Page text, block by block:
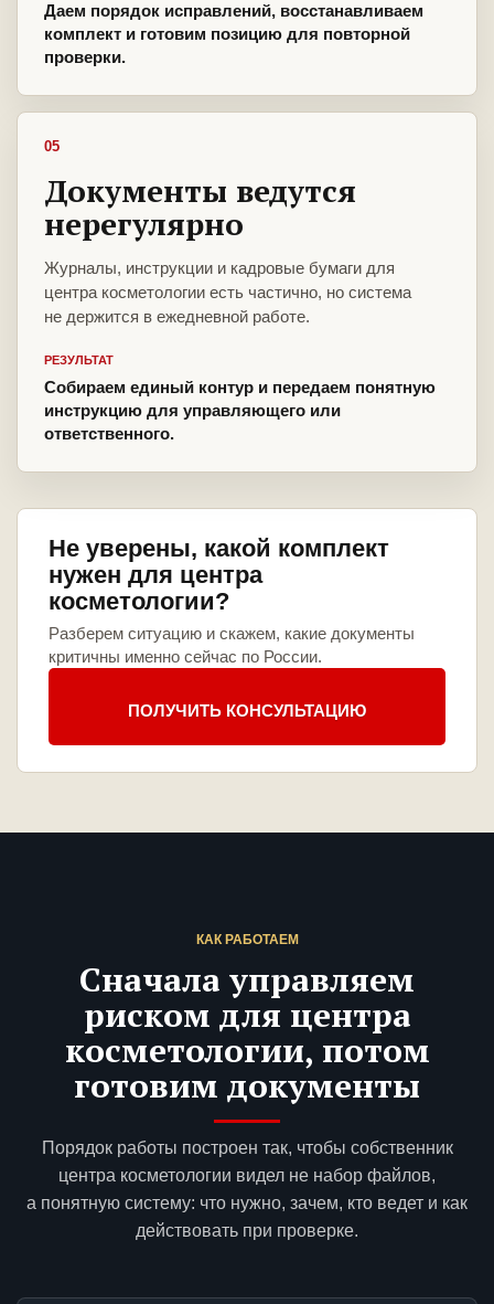
Даем порядок исправлений, восстанавливаем
комплект и готовим позицию для повторной
проверки.
05
Документы ведутся
нерегулярно
Журналы, инструкции и кадровые бумаги для
центра косметологии есть частично, но система
не держится в ежедневной работе.
РЕЗУЛЬТАТ
Собираем единый контур и передаем понятную
инструкцию для управляющего или
ответственного.
Не уверены, какой комплект
нужен для центра
косметологии?
Разберем ситуацию и скажем, какие документы
критичны именно сейчас по России.
ПОЛУЧИТЬ КОНСУЛЬТАЦИЮ
КАК РАБОТАЕМ
Сначала управляем
риском для центра
косметологии, потом
готовим документы
Порядок работы построен так, чтобы собственник
центра косметологии видел не набор файлов,
а понятную систему: что нужно, зачем, кто ведет и как
действовать при проверке.